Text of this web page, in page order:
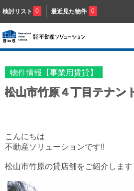
検討リスト 0 最近見た物件 0
物件情報【事業用賃貸】
松山市竹原４丁目テナン
こんにちは
不動産ソリューションです!!
松山市竹原の貸店舗をご紹介します